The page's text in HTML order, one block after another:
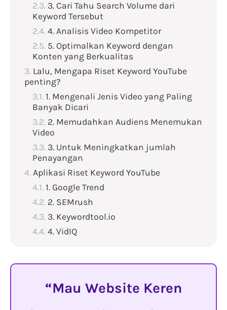
3. Cari Tahu Search Volume dari
Keyword Tersebut
4. Analisis Video Kompetitor
5. Optimalkan Keyword dengan
Konten yang Berkualitas
Lalu, Mengapa Riset Keyword YouTube
penting?
1. Mengenali Jenis Video yang Paling
Banyak Dicari
2. Memudahkan Audiens Menemukan
Video
3. Untuk Meningkatkan jumlah
Penayangan
Aplikasi Riset Keyword YouTube
1. Google Trend
2. SEMrush
3. Keywordtool.io
4. VidIQ
Mau Website Keren